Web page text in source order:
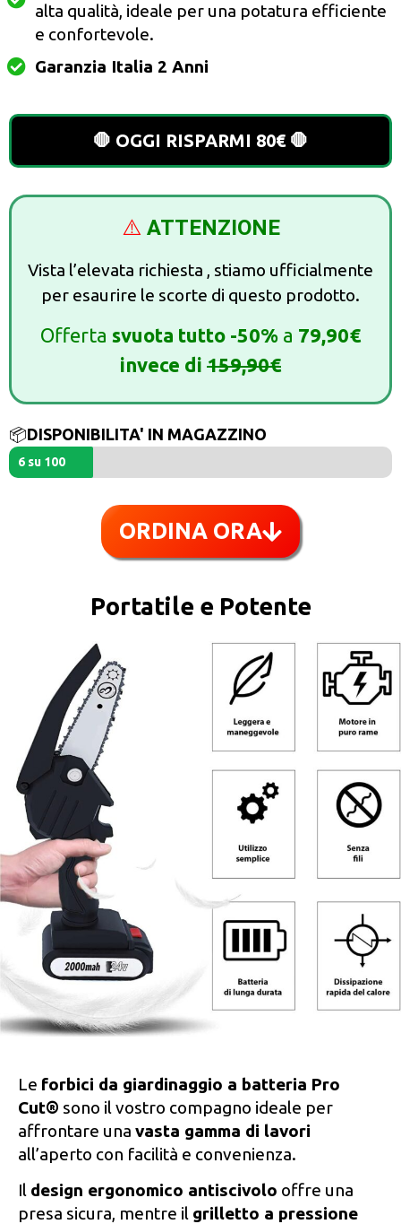
alta qualità, ideale per una potatura efficiente
e confortevole.
Garanzia Italia 2 Anni
🛑 OGGI RISPARMI 80€ 🛑
⚠️ ATTENZIONE
Vista l’elevata richiesta , stiamo ufficialmente
per esaurire le scorte di questo prodotto.
Offerta svuota tutto -50% a 79,90€
invece di 159,90€
📦DISPONIBILITA' IN MAGAZZINO
6 su 100
ORDINA ORA
Portatile e Potente
Le forbici da giardinaggio a batteria Pro
Cut® sono il vostro compagno ideale per
affrontare una vasta gamma di lavori
all’aperto con facilità e convenienza.
Il design ergonomico antiscivolo offre una
presa sicura, mentre il grilletto a pressione